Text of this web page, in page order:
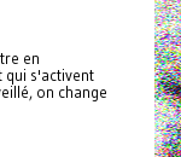
en
qui s'activent
on change